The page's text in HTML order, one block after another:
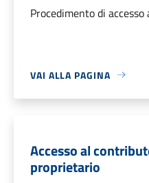
Procedimento di
VAI ALLA PAGINA
Accesso al
proprietario